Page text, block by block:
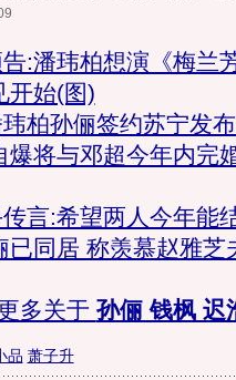
告:潘玮柏想演《梅兰
开始(图)
柏孙俪签约苏宁发
爆将与邓超今年内完
言:希望两人今年能
已同居 称羡慕赵雅芝
多关于 孙俪 钱枫 迟
品 萧子升